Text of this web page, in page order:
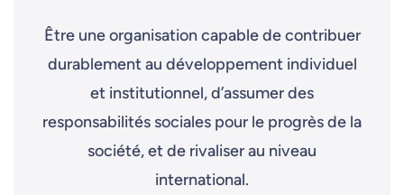
Être une organisation capable de contribuer
durablement au développement individuel
et institutionnel, d’assumer des
responsabilités sociales pour le progrès de la
société, et de rivaliser au niveau
international.